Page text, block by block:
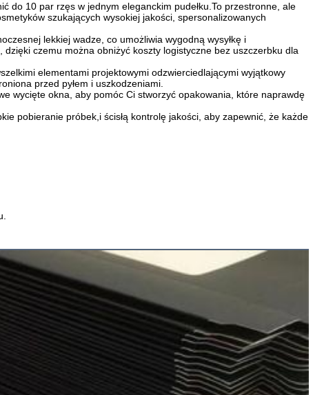
do 10 par rzęs w jednym eleganckim pudełku.To przestronne, ale
szukających wysokiej jakości, spersonalizowanych
lekkiej wadze, co umożliwia wygodną wysyłkę i
czemu można obniżyć koszty logistyczne bez uszczerbku dla
elementami projektowymi odzwierciedlającymi wyjątkowy
przed pyłem i uszkodzeniami.
wycięte okna, aby pomóc Ci stworzyć opakowania, które naprawdę
pobieranie próbek,i ścisłą kontrolę jakości, aby zapewnić, że każde